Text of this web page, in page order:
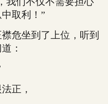
取利！”
坐到了上位，听到
：
正，